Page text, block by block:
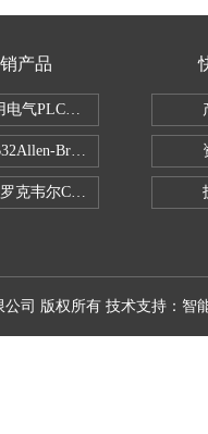
产品
电气PLC控制器
Bradley1756IB32数字
克韦尔CPU处理器
司 版权所有 技术支持： 智